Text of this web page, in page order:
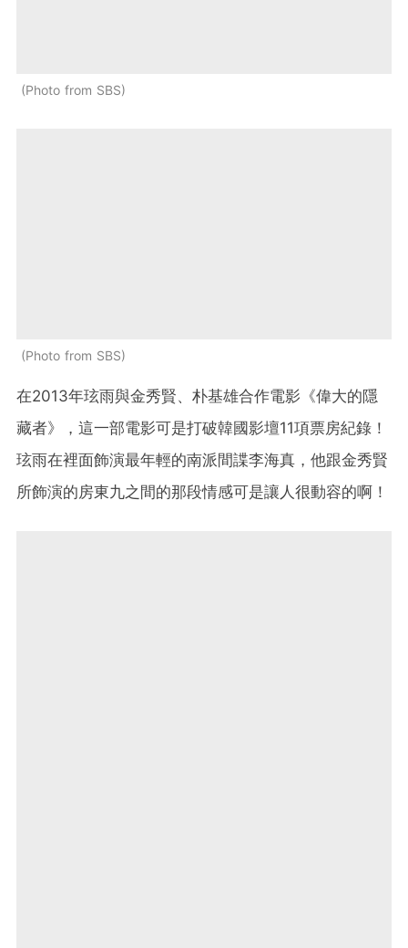
Photo from SBS
Photo from SBS
在2013年玹雨與金秀賢、朴基雄合作電影《偉大的隱
藏者》，這一部電影可是打破韓國影壇11項票房紀錄！
玹雨在裡面飾演最年輕的南派間諜李海真，他跟金秀賢
所飾演的房東九之間的那段情感可是讓人很動容的啊！